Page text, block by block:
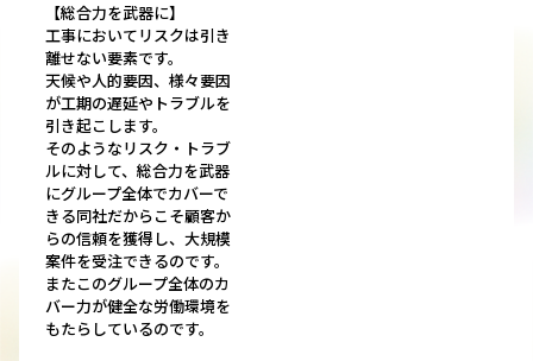
【総合力を武器に】
工事においてリスクは引き
離せない要素です。
天候や人的要因、様々要因
が工期の遅延やトラブルを
引き起こします。
そのようなリスク・トラブ
ルに対して、総合力を武器
にグループ全体でカバーで
きる同社だからこそ顧客か
らの信頼を獲得し、大規模
案件を受注できるのです。
またこのグループ全体のカ
バー力が健全な労働環境を
もたらしているのです。